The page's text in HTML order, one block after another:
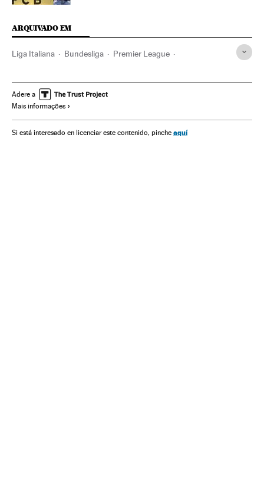
ARQUIVADO EM
Liga Italiana Bundesliga Premier League
Primeira divisão Contratos
América do Sul
Organizações desportivas América
Adere a
Mais informações
Si está interesado en licenciar este contenido, pinche aquí